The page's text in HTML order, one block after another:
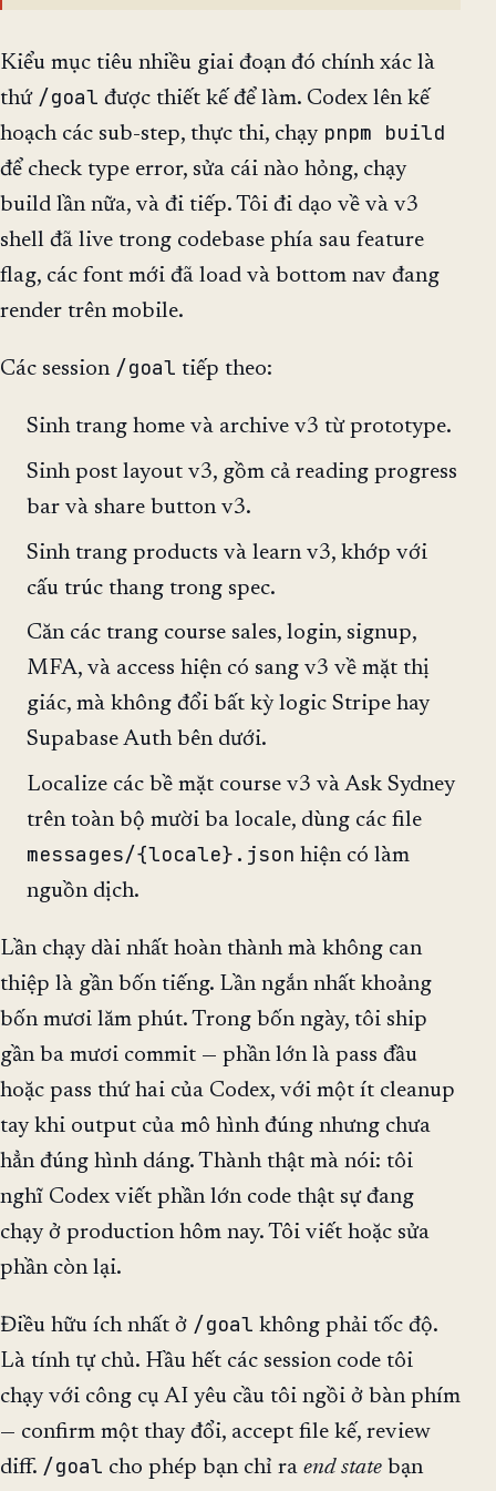
Kiểu mục tiêu nhiều giai đoạn đó chính xác là
thứ /goal được thiết kế để làm. Codex lên kế
hoạch các sub-step, thực thi, chạy pnpm build
để check type error, sửa cái nào hỏng, chạy
build lần nữa, và đi tiếp. Tôi đi dạo về và v3
shell đã live trong codebase phía sau feature
flag, các font mới đã load và bottom nav đang
render trên mobile.
Các session /goal tiếp theo:
Sinh trang home và archive v3 từ prototype.
Sinh post layout v3, gồm cả reading progress
bar và share button v3.
Sinh trang products và learn v3, khớp với
cấu trúc thang trong spec.
Căn các trang course sales, login, signup,
MFA, và access hiện có sang v3 về mặt thị
giác, mà không đổi bất kỳ logic Stripe hay
Supabase Auth bên dưới.
Localize các bề mặt course v3 và Ask Sydney
trên toàn bộ mười ba locale, dùng các file
messages/{locale}.json hiện có làm
nguồn dịch.
Lần chạy dài nhất hoàn thành mà không can
thiệp là gần bốn tiếng. Lần ngắn nhất khoảng
bốn mươi lăm phút. Trong bốn ngày, tôi ship
gần ba mươi commit — phần lớn là pass đầu
hoặc pass thứ hai của Codex, với một ít cleanup
tay khi output của mô hình đúng nhưng chưa
hẳn đúng hình dáng. Thành thật mà nói: tôi
nghĩ Codex viết phần lớn code thật sự đang
chạy ở production hôm nay. Tôi viết hoặc sửa
phần còn lại.
Điều hữu ích nhất ở /goal không phải tốc độ.
Là tính tự chủ. Hầu hết các session code tôi
chạy với công cụ AI yêu cầu tôi ngồi ở bàn phím
— confirm một thay đổi, accept file kế, review
diff. /goal cho phép bạn chỉ ra end state bạn